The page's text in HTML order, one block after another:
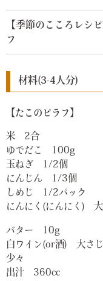
【季節のこころレシ
フ
材料(3-4人分)
【たこのピラフ】
米 2合
ゆでだこ 100g
玉ねぎ 1/2個
にんじん 1/3個
しめじ 1/2パック
にんにく(にんにく)
バター 10g
白ワイン(or酒) 大さ
少々
出汁 360cc